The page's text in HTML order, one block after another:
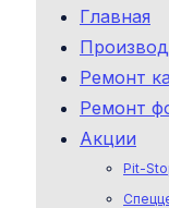
Главная
Ремонт
Ремонт
Акции
Pit-